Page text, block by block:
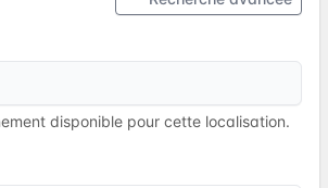
disponible pour cette localisation.